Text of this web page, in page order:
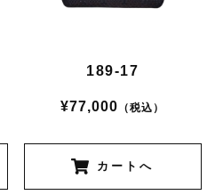
189-17
¥77,000 （税込）
カートへ